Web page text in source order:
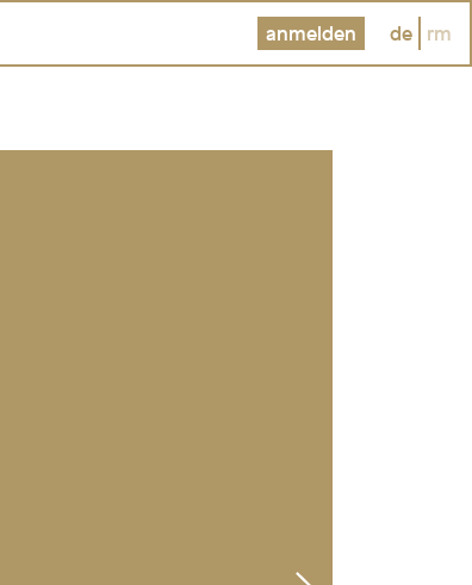
anmelden de rm